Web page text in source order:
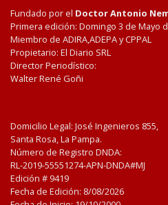
Fundado por el Doctor Antonio
Primera edición: Domingo 3 de Mayo
Miembro de ADIRA,ADEPA y CPPAL
Propietario: El Diario SRL
Director Periodístico:
Walter René Goñi
Domicilio Legal: José Ingenieros 855,
Santa Rosa, La Pampa.
Número de Registro DNDA:
RL-2019-55551274-APN-DNDA#MJ
Edición # 9419
Fecha de Edición: 8/08/2026